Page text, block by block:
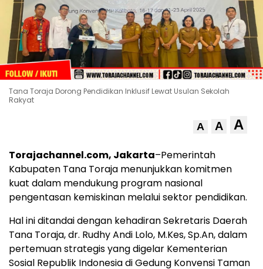
Tana Toraja Dorong Pendidikan Inklusif Lewat Usulan Sekolah
Rakyat
A A A
Torajachannel.com, Jakarta–Pemerintah
Kabupaten Tana Toraja menunjukkan komitmen
kuat dalam mendukung program nasional
pengentasan kemiskinan melalui sektor pendidikan.
Hal ini ditandai dengan kehadiran Sekretaris Daerah
Tana Toraja, dr. Rudhy Andi Lolo, M.Kes, Sp.An, dalam
pertemuan strategis yang digelar Kementerian
Sosial Republik Indonesia di Gedung Konvensi Taman